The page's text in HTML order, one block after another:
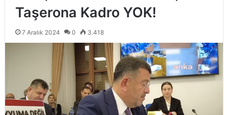
Taşerona Kadro YOK!
7 Aralık 2024 0 3.418